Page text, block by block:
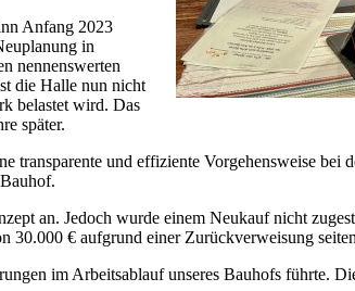
Anfang 2023
in
nennenswerten
die Halle nun nicht
belastet wird. Das
später.
und effiziente Vorgehensweise bei
an. Jedoch wurde einem Neukauf nicht
30.000 € aufgrund einer Zurückverweisung
im Arbeitsablauf unseres Bauhofs führte.